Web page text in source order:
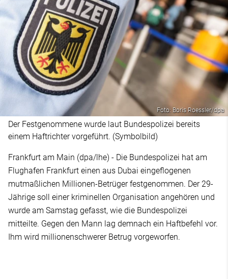
Foto: Boris Roessler/dpa
Der Festgenommene wurde laut Bundespolizei bereits
einem Haftrichter vorgeführt. (Symbolbild)
Frankfurt am Main (dpa/lhe) - Die Bundespolizei hat am
Flughafen Frankfurt einen aus Dubai eingeflogenen
mutmaßlichen Millionen-Betrüger festgenommen. Der 29-
Jährige soll einer kriminellen Organisation angehören und
wurde am Samstag gefasst, wie die Bundespolizei
mitteilte. Gegen den Mann lag demnach ein Haftbefehl vor.
Ihm wird millionenschwerer Betrug vorgeworfen.